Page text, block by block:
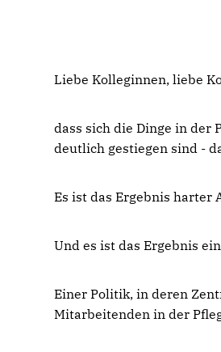
Liebe Kolleginnen, liebe
dass sich die Dinge in der
deutlich gestiegen sind -
Es ist das Ergebnis harter
Und es ist das Ergebnis
Einer Politik, in deren
Mitarbeitenden in der